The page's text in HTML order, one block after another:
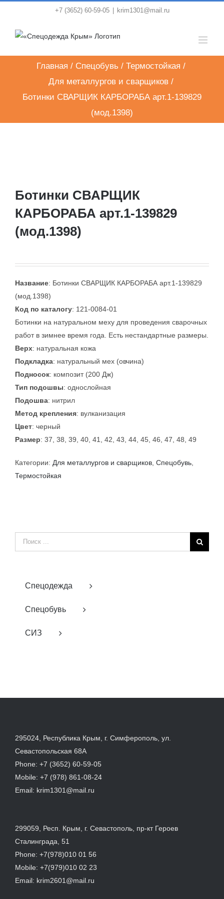
content
+7 (3652) 60-59-05 krim1301@mail.ru
Главная / Спецобувь / Термостойкая /
Для металлургов и сварщиков /
Ботинки СВАРЩИК КАРБОРАБА арт.1-139829
(мод.1398)
Ботинки СВАРЩИК
КАРБОРАБА арт.1-139829
(мод.1398)
Название: Ботинки СВАРЩИК КАРБОРАБА арт.1-139829
(мод.1398)
Код по каталогу: 121-0084-01
Ботинки на натуральном меху для проведения сварочных
работ в зимнее время года. Есть нестандартные размеры.
Верх: натуральная кожа
Подкладка: натуральный мех (овчина)
Подносок: композит (200 Дж)
Тип подошвы: однослойная
Подошва: нитрил
Метод крепления: вулканизация
Цвет: черный
Размер: 37, 38, 39, 40, 41, 42, 43, 44, 45, 46, 47, 48, 49
Категории: Для металлургов и сварщиков Спецобувь
Термостойкая
Результат
поиска:
Спецодежда
Спецобувь
СИЗ
295024, Республика Крым, г. Симферополь, ул.
Севастопольская 68А
Phone: +7 (3652) 60-59-05
Mobile: +7 (978) 861-08-24
Email: krim1301@mail.ru
299059, Респ. Крым, г. Севастополь, пр-кт Героев
Сталинграда, 51
Phone: +7(978)010 01 56
Mobile: +7(979)010 02 23
Email: krim2601@mail.ru